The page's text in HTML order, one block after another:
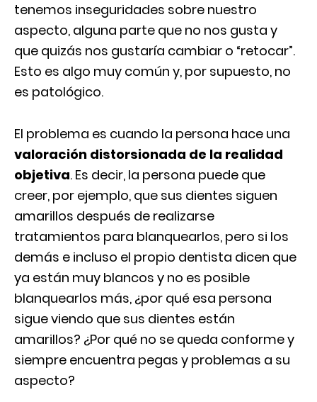
tenemos inseguridades sobre nuestro
aspecto, alguna parte que no nos gusta y
que quizás nos gustaría cambiar o “retocar”.
Esto es algo muy común y, por supuesto, no
es patológico.
El problema es cuando la persona hace una
valoración distorsionada de la realidad
objetiva. Es decir, la persona puede que
creer, por ejemplo, que sus dientes siguen
amarillos después de realizarse
tratamientos para blanquearlos, pero si los
demás e incluso el propio dentista dicen que
ya están muy blancos y no es posible
blanquearlos más, ¿por qué esa persona
sigue viendo que sus dientes están
amarillos? ¿Por qué no se queda conforme y
siempre encuentra pegas y problemas a su
aspecto?